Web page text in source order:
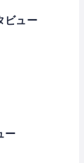
ビュー
ー